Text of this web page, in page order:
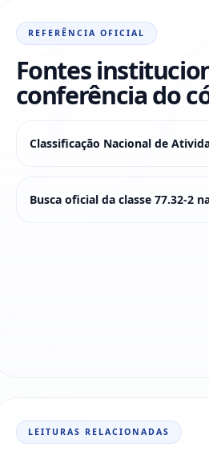
REFERÊNCIA OFICIAL
Fontes
conferência do
Classificação Nacional de
Busca oficial da classe 77.32-2
LEITURAS RELACIONADAS